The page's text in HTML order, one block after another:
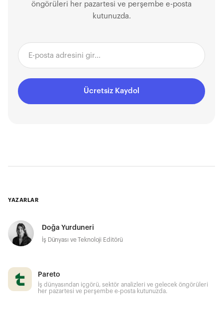
öngörüleri her pazartesi ve perşembe e-posta
kutunuzda.
Ücretsiz Kaydol
YAZARLAR
Doğa Yurduneri
İş Dünyası ve Teknoloji Editörü
Pareto
İş dünyasından içgörü, sektör analizleri ve gelecek öngörüleri
her pazartesi ve perşembe e-posta kutunuzda.